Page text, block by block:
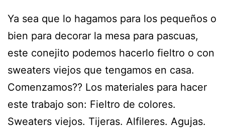
Ya sea que lo hagamos para los pequeños o
bien para decorar la mesa para pascuas,
este conejito podemos hacerlo fieltro o con
sweaters viejos que tengamos en casa.
Comenzamos?? Los materiales para hacer
este trabajo son: Fieltro de colores.
Sweaters viejos. Tijeras. Alfileres. Agujas.